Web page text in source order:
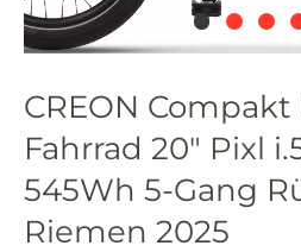
CREON
Fahrrad 20″ Pixl
545Wh 5-Gang
Riemen 2025